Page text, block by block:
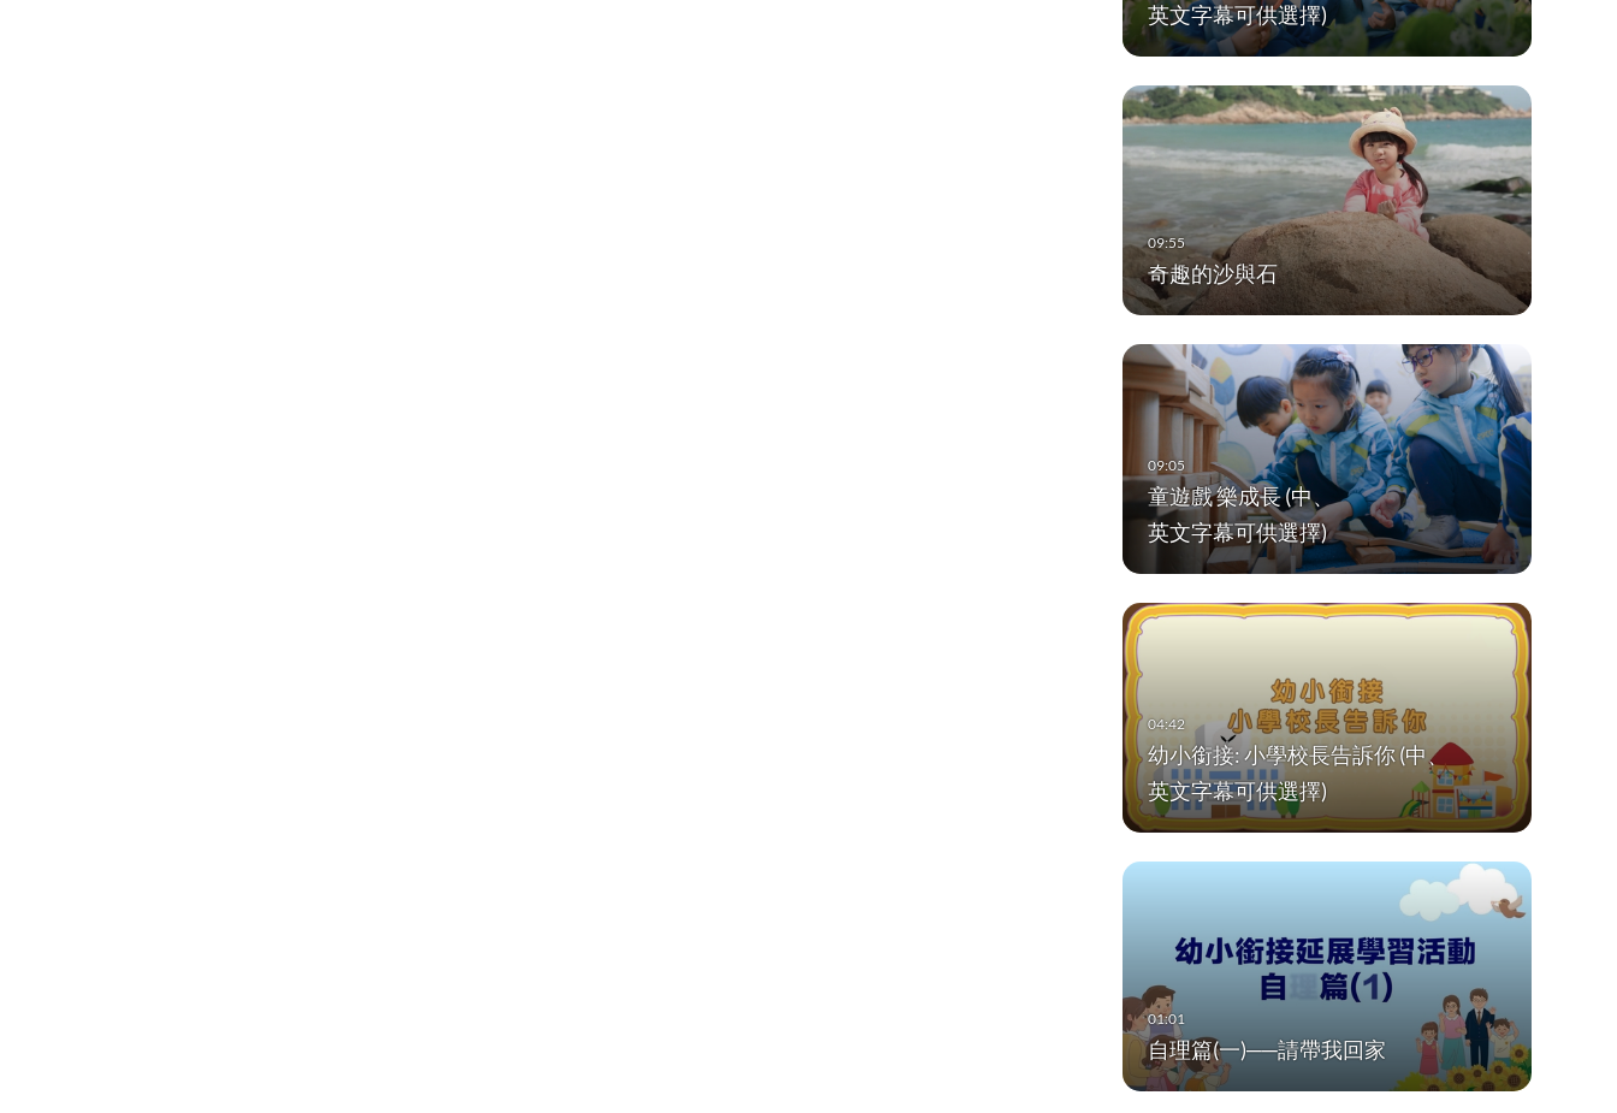
英文字幕可供選擇)
奇趣的沙與石
童遊戲 樂成長 (中、
英文字幕可供選擇)
幼小銜接: 小學校長告訴你 (中、
英文字幕可供選擇)
自理篇(一)──請帶我回家